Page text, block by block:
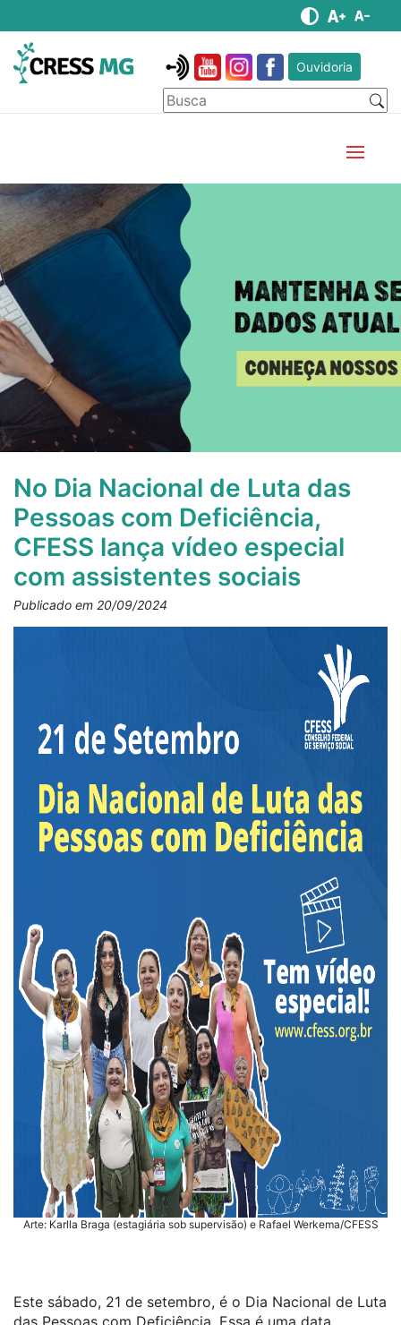
Ouvidoria
No Dia Nacional de Luta das
Pessoas com Deficiência,
CFESS lança vídeo especial
com assistentes sociais
Publicado em 20/09/2024
Arte: Karlla Braga (estagiária sob supervisão) e Rafael Werkema/CFESS
Este sábado, 21 de setembro, é o Dia Nacional de Luta
das Pessoas com Deficiência. Essa é uma data